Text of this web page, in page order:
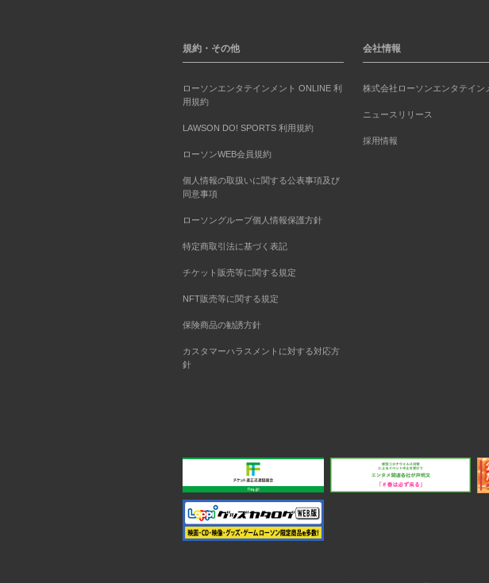
規約・その他
ローソンエンタテインメント ONLINE 利
用規約
LAWSON DO! SPORTS 利用規約
ローソンWEB会員規約
個人情報の取扱いに関する公表事項及び
同意事項
ローソングループ個人情報保護方針
特定商取引法に基づく表記
チケット販売等に関する規定
NFT販売等に関する規定
保険商品の勧誘方針
カスタマーハラスメントに対する対応方
針
会社情報
株式会社ローソンエンタテイン
ニュースリリース
採用情報